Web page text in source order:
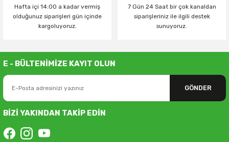
Hafta içi 14:00 a kadar vermiş
olduğunuz siparişleri gün içinde
kargoluyoruz.
7 Gün 24 Saat bir çok kanaldan
siparişleriniz ile ilgili destek
sunuyoruz.
E - BÜLTENİMİZE KAYIT OLUN
GÖNDER
BİZİ YAKINDAN TAKİP EDİN